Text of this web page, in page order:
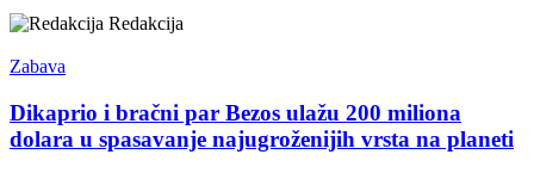
Redakcija
Zabava
Dikaprio i bračni par Bezos ulažu 200 miliona
dolara u spasavanje najugroženijih vrsta na planeti